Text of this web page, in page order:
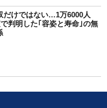
だけではない…1万6000人
判明した｢容姿と寿命｣の無